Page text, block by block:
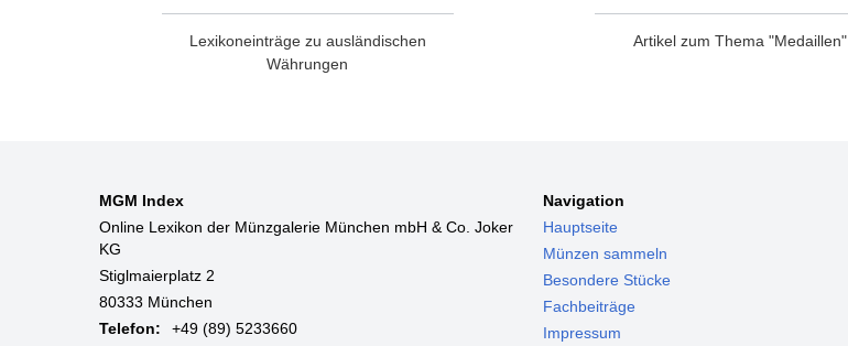
Lexikoneinträge zu ausländischen
Währungen
Artikel zum Thema "Medaillen"
MGM Index
Online Lexikon der Münzgalerie München mbH & Co. Joker
KG
Stiglmaierplatz 2
80333 München
Telefon:
+49 (89) 5233660
Navigation
Hauptseite
Münzen sammeln
Besondere Stücke
Fachbeiträge
Impressum